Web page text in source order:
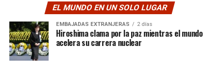
EL MUNDO EN UN SOLO LUGAR
EMBAJADAS EXTRANJERAS 2 días
Hiroshima clama por la paz mientras el mundo
acelera su carrera nuclear